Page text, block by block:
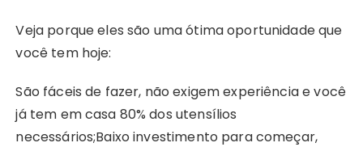
Veja porque eles são uma ótima oportunidade que
você tem hoje:
São fáceis de fazer, não exigem experiência e você
já tem em casa 80% dos utensílios
necessários;Baixo investimento para começar,